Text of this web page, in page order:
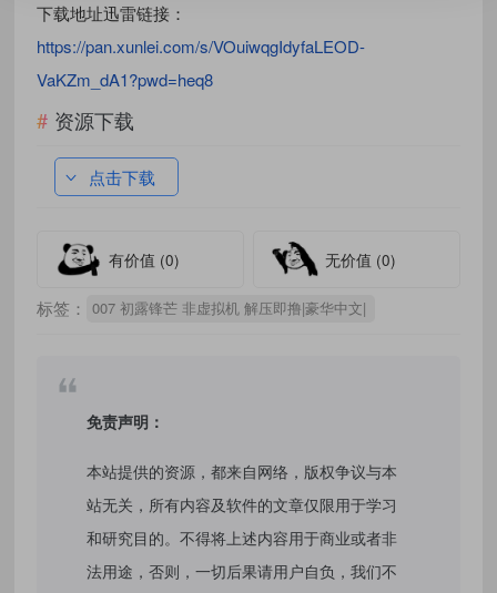
下载地址迅雷链接：
https://pan.xunlei.com/s/VOuiwqgIdyfaLEOD-
VaKZm_dA1?pwd=heq8
资源下载
点击下载
有价值 (0) 无价值 (0)
标签： 007 初露锋芒 非虚拟机 解压即撸|豪华中文|
免责声明：
本站提供的资源，都来自网络，版权争议与本
站无关，所有内容及软件的文章仅限用于学习
和研究目的。不得将上述内容用于商业或者非
法用途，否则，一切后果请用户自负，我们不